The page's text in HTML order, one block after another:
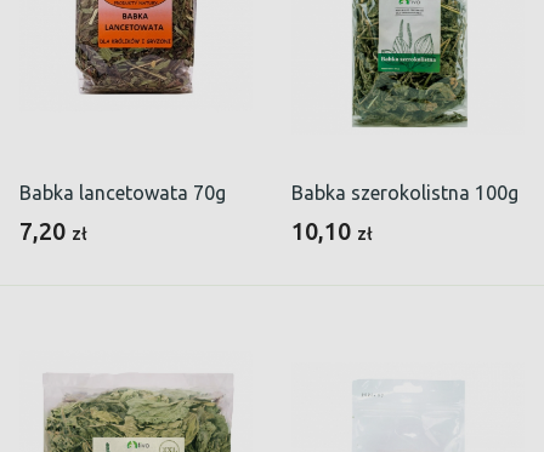
Babka lancetowata 70g
7,20 zł
Babka szerokolistna 100g
10,10 zł